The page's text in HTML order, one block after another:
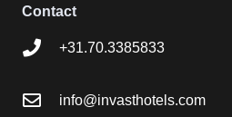
Contact
+31.70.3385833
info@invasthotels.com